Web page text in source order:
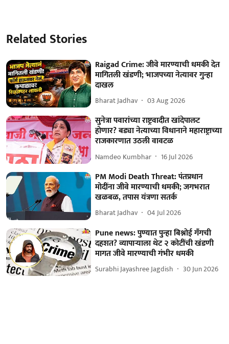
Related Stories
Raigad Crime: जीवे मारण्याची धमकी देत
मागितली खंडणी; भाजपच्या नेत्यावर गुन्हा
दाखल
Bharat Jadhav 03 Aug 2026
सुनेत्रा पवारांच्या राष्ट्रवादीत खांदेपालट
होणार? बड्या नेत्याच्या विधानाने महाराष्ट्राच्या
राजकारणात उठली वावटळ
Namdeo Kumbhar 16 Jul 2026
PM Modi Death Threat: पंतप्रधान
मोदींना जीवे मारण्याची धमकी; जगभरात
खळबळ, तपास यंत्रणा सतर्क
Bharat Jadhav 04 Jul 2026
Pune news: पुण्यात पुन्हा बिश्नोई गँगची
दहशत? व्यापाऱ्याला थेट २ कोटींची खंडणी
मागत जीवे मारण्याची गंभीर धमकी
Surabhi Jayashree Jagdish 30 Jun 2026